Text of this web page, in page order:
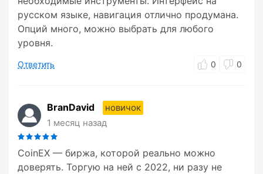
русском языке, навигация отлично продумана.
Опций много, можно выбрать для любого
уровня.
Ответить 0 0
BranDavid
новичок
1 месяц назад
CoinEX — биржа, которой реально можно
доверять. Торгую на ней с 2022, ни разу не